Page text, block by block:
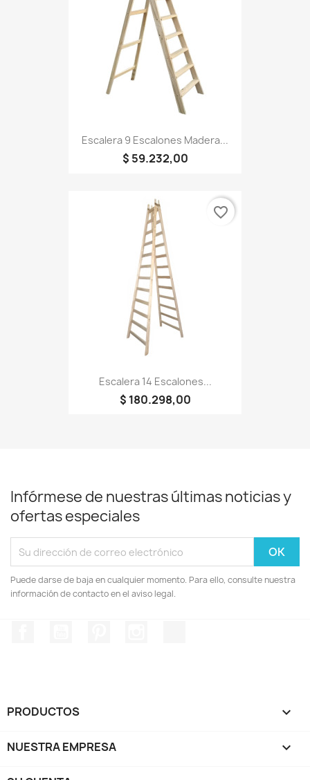
Escalera 9 Escalones Madera...
$ 59.232,00
Escalera 14 Escalones...
$ 180.298,00
favorite_border
Infórmese de nuestras últimas noticias y
ofertas especiales
Puede darse de baja en cualquier momento. Para ello, consulte nuestra
información de contacto en el aviso legal.
PRODUCTOS 
NUESTRA EMPRESA 